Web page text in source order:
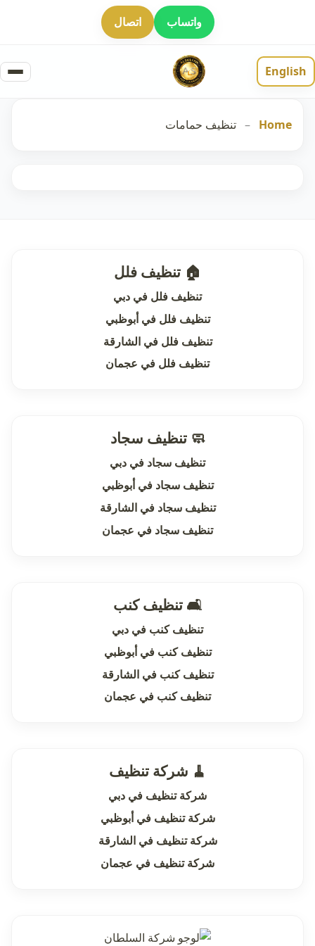
واتساب اتصال
English
Home
– تنظيف حمامات
🏠 تنظيف فلل
تنظيف فلل في دبي
تنظيف فلل في أبوظبي
تنظيف فلل في الشارقة
تنظيف فلل في عجمان
🧼 تنظيف سجاد
تنظيف سجاد في دبي
تنظيف سجاد في أبوظبي
تنظيف سجاد في الشارقة
تنظيف سجاد في عجمان
🛋 تنظيف كنب
تنظيف كنب في دبي
تنظيف كنب في أبوظبي
تنظيف كنب في الشارقة
تنظيف كنب في عجمان
🧹 شركة تنظيف
شركة تنظيف في دبي
شركة تنظيف في أبوظبي
شركة تنظيف في الشارقة
شركة تنظيف في عجمان